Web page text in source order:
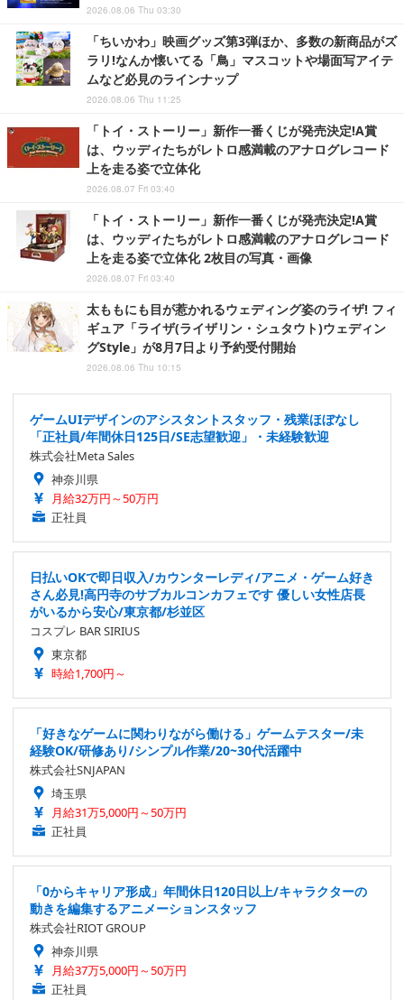
2026.08.06 Thu 03:30
「ちいかわ」映画グッズ第3弾ほか、多数の新商品がズ
ラリ!なんか懐いてる「鳥」マスコットや場面写アイテ
ムなど必見のラインナップ
2026.08.06 Thu 11:25
「トイ・ストーリー」新作一番くじが発売決定!A賞
は、ウッディたちがレトロ感満載のアナログレコード
上を走る姿で立体化
2026.08.07 Fri 03:40
「トイ・ストーリー」新作一番くじが発売決定!A賞
は、ウッディたちがレトロ感満載のアナログレコード
上を走る姿で立体化 2枚目の写真・画像
2026.08.07 Fri 03:40
太ももにも目が惹かれるウェディング姿のライザ! フィ
ギュア「ライザ(ライザリン・シュタウト)ウェディン
グStyle」が8月7日より予約受付開始
2026.08.06 Thu 10:15
ゲームUIデザインのアシスタントスタッフ・残業ほぼなし
「正社員/年間休日125日/SE志望歓迎」・未経験歓迎
株式会社Meta Sales
神奈川県
月給32万円～50万円
正社員
日払いOKで即日収入/カウンターレディ/アニメ・ゲーム好き
さん必見!高円寺のサブカルコンカフェです 優しい女性店長
がいるから安心/東京都/杉並区
コスプレ BAR SIRIUS
東京都
時給1,700円～
「好きなゲームに関わりながら働ける」ゲームテスター/未
経験OK/研修あり/シンプル作業/20~30代活躍中
株式会社SNJAPAN
埼玉県
月給31万5,000円～50万円
正社員
「0からキャリア形成」年間休日120日以上/キャラクターの
動きを編集するアニメーションスタッフ
株式会社RIOT GROUP
神奈川県
月給37万5,000円～50万円
正社員